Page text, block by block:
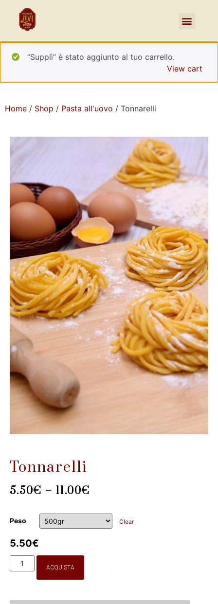
“Supplì” è stato aggiunto al tuo carrello.
View cart
Home / Shop / Pasta all'uovo / Tonnarelli
Tonnarelli
5.50€ – 11.00€
Peso Clear
5.50€
ACQUISTA